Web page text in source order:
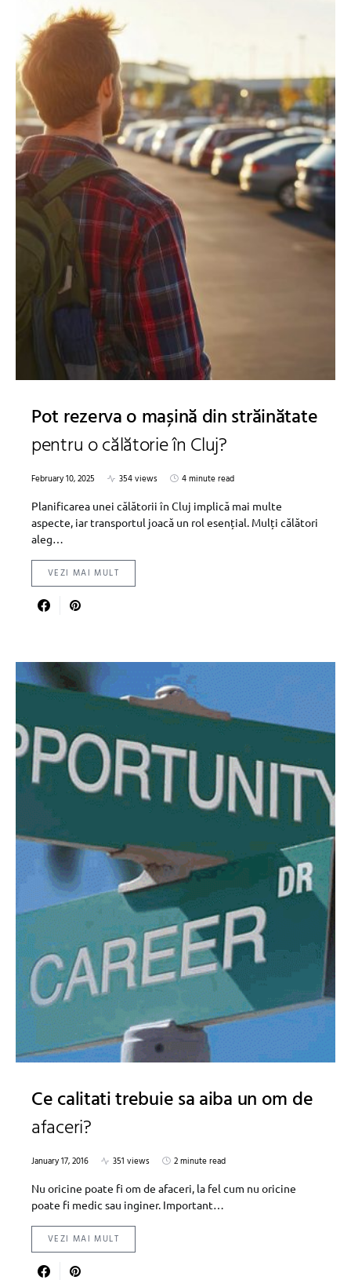
Pot rezerva o mașină din străinătate
pentru o călătorie în Cluj?
February 10, 2025 354 views
4 minute read
Planificarea unei călătorii în Cluj implică mai multe
aspecte, iar transportul joacă un rol esențial. Mulți călători
aleg…
VEZI MAI MULT
Ce calitati trebuie sa aiba un om de
afaceri?
January 17, 2016 351 views
2 minute read
Nu oricine poate fi om de afaceri, la fel cum nu oricine
poate fi medic sau inginer. Important…
VEZI MAI MULT